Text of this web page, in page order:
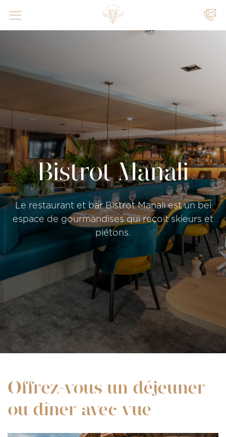
Bistrot Manali
Le restaurant et bar Bistrot Manali est un bel
espace de gourmandises qui reçoit skieurs et
piétons.
Offrez-vous un déjeuner
ou dîner avec vue